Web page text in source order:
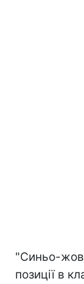
"Синьо-
позиції в